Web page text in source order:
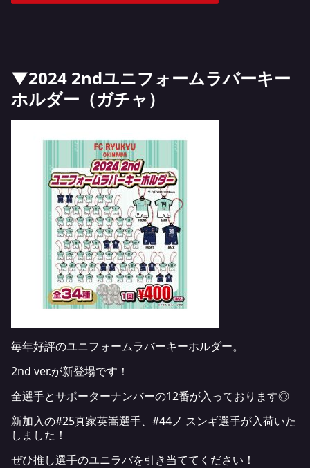
▼2024 2ndユニフォームラバーキー
ホルダー（ガチャ）
毎年好評のユニフォームラバーキーホルダー。
2nd ver.が新登場です！
全選手とサポーターナンバーの12番が入っております◎
新加入の#25真家英嵩選手、#44ノ スンギ選手が入荷いた
しました！
ぜひ推し選手のユニラバを引き当ててください！